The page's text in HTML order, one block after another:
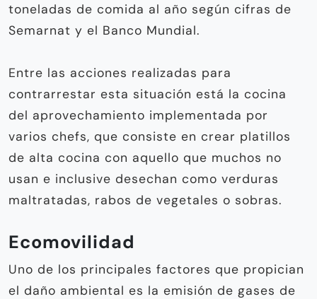
toneladas de comida al año según cifras de
Semarnat y el Banco Mundial.
Entre las acciones realizadas para
contrarrestar esta situación está la cocina
del aprovechamiento implementada por
varios chefs, que consiste en crear platillos
de alta cocina con aquello que muchos no
usan e inclusive desechan como verduras
maltratadas, rabos de vegetales o sobras.
Ecomovilidad
Uno de los principales factores que propician
el daño ambiental es la emisión de gases de